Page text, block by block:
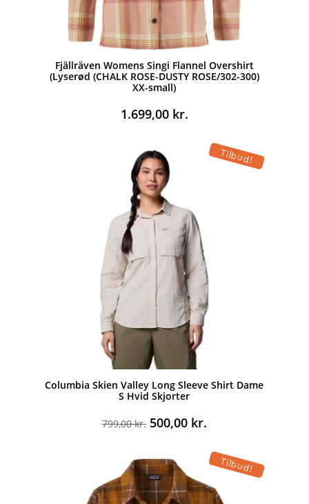
Fjällräven Womens Singi Flannel Overshirt
(Lyserød (CHALK ROSE-DUSTY ROSE/302-300)
XX-small)
1.699,00 kr.
Tilbud!
Columbia Skien Valley Long Sleeve Shirt Dame
S Hvid Skjorter
799,00kr. Den
var:
799,00 kr..
500,00 kr.Den
pris
er:
500,00 kr..
Tilbud!